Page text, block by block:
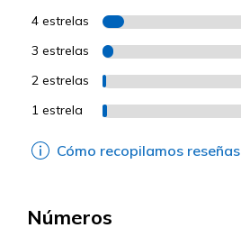
4 estrelas
3 estrelas
2 estrelas
1 estrela
Cómo recopilamos reseñas
Números